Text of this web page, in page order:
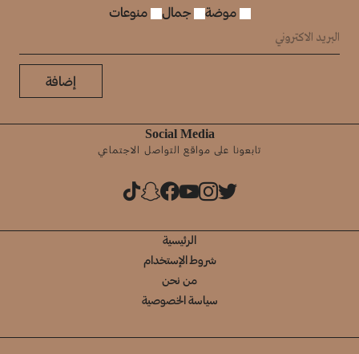
موضة جمال منوعات
إضافة
Social Media
تابعونا على مواقع التواصل الاجتماعي
الرئيسية
شروط الإستخدام
من نحن
سياسة الخصوصية